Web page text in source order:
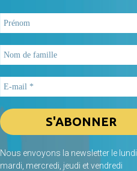
Nous envoyons la newsletter le lundi,
mardi, mercredi, jeudi et vendredi